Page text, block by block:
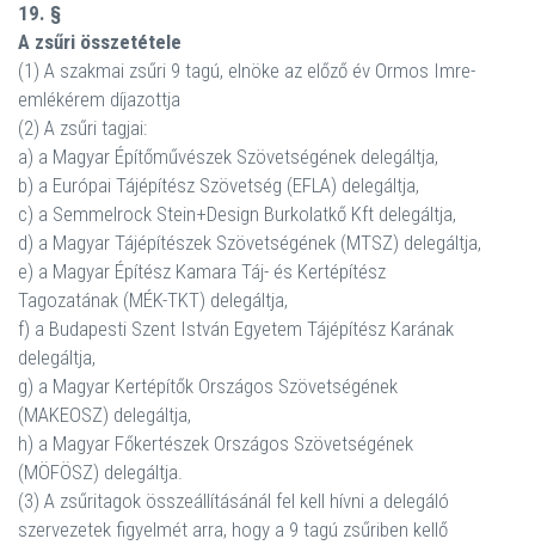
19. §
A zsűri összetétele
(1) A szakmai zsűri 9 tagú, elnöke az előző év Ormos Imre-
emlékérem díjazottja
(2) A zsűri tagjai:
a) a Magyar Építőművészek Szövetségének delegáltja,
b) a Európai Tájépítész Szövetség (EFLA) delegáltja,
c) a Semmelrock Stein+Design Burkolatkő Kft delegáltja,
d) a Magyar Tájépítészek Szövetségének (MTSZ) delegáltja,
e) a Magyar Építész Kamara Táj- és Kertépítész
Tagozatának (MÉK-TKT) delegáltja,
f) a Budapesti Szent István Egyetem Tájépítész Karának
delegáltja,
g) a Magyar Kertépítők Országos Szövetségének
(MAKEOSZ) delegáltja,
h) a Magyar Főkertészek Országos Szövetségének
(MÖFÖSZ) delegáltja.
(3) A zsűritagok összeállításánál fel kell hívni a delegáló
szervezetek figyelmét arra, hogy a 9 tagú zsűriben kellő